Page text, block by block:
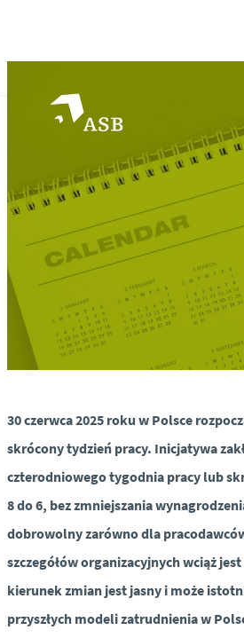
30 czerwca 2025 roku w Polsce
skrócony tydzień pracy. Inicjatywa
czterodniowego tygodnia pracy lub
8 do 6, bez zmniejszania
dobrowolny zarówno dla
szczegółów organizacyjnych wciąż
kierunek zmian jest jasny i może
przyszłych modeli zatrudnienia w